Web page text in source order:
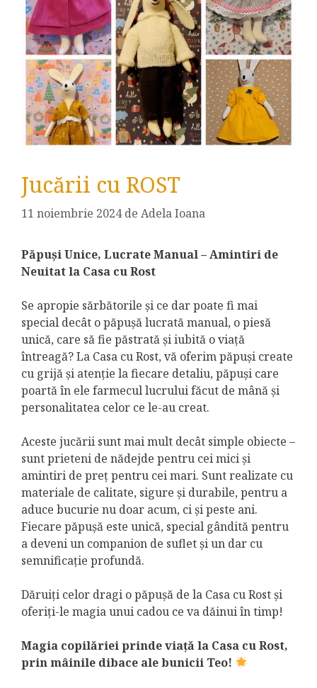
Jucării cu ROST
11 noiembrie 2024 de Adela Ioana
Păpuși Unice, Lucrate Manual – Amintiri de
Neuitat la Casa cu Rost
Se apropie sărbătorile și ce dar poate fi mai
special decât o păpușă lucrată manual, o piesă
unică, care să fie păstrată și iubită o viață
întreagă? La Casa cu Rost, vă oferim păpuși create
cu grijă și atenție la fiecare detaliu, păpuși care
poartă în ele farmecul lucrului făcut de mână și
personalitatea celor ce le-au creat.
Aceste jucării sunt mai mult decât simple obiecte –
sunt prieteni de nădejde pentru cei mici și
amintiri de preț pentru cei mari. Sunt realizate cu
materiale de calitate, sigure și durabile, pentru a
aduce bucurie nu doar acum, ci și peste ani.
Fiecare păpușă este unică, special gândită pentru
a deveni un companion de suflet și un dar cu
semnificație profundă.
Dăruiți celor dragi o păpușă de la Casa cu Rost și
oferiți-le magia unui cadou ce va dăinui în timp!
Magia copilăriei prinde viață la Casa cu Rost,
prin mâinile dibace ale bunicii Teo!